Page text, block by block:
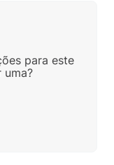
para este
uma?